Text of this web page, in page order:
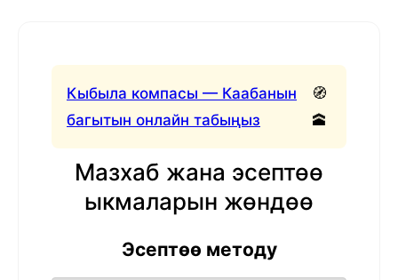
Кыбыла компасы — Каабанын
багытын онлайн табыңыз
🧭
🕋
Мазхаб жана эсептөө
ыкмаларын жөндөө
Эсептөө методу